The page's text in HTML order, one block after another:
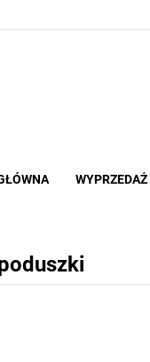
WYPRZEDAŻ